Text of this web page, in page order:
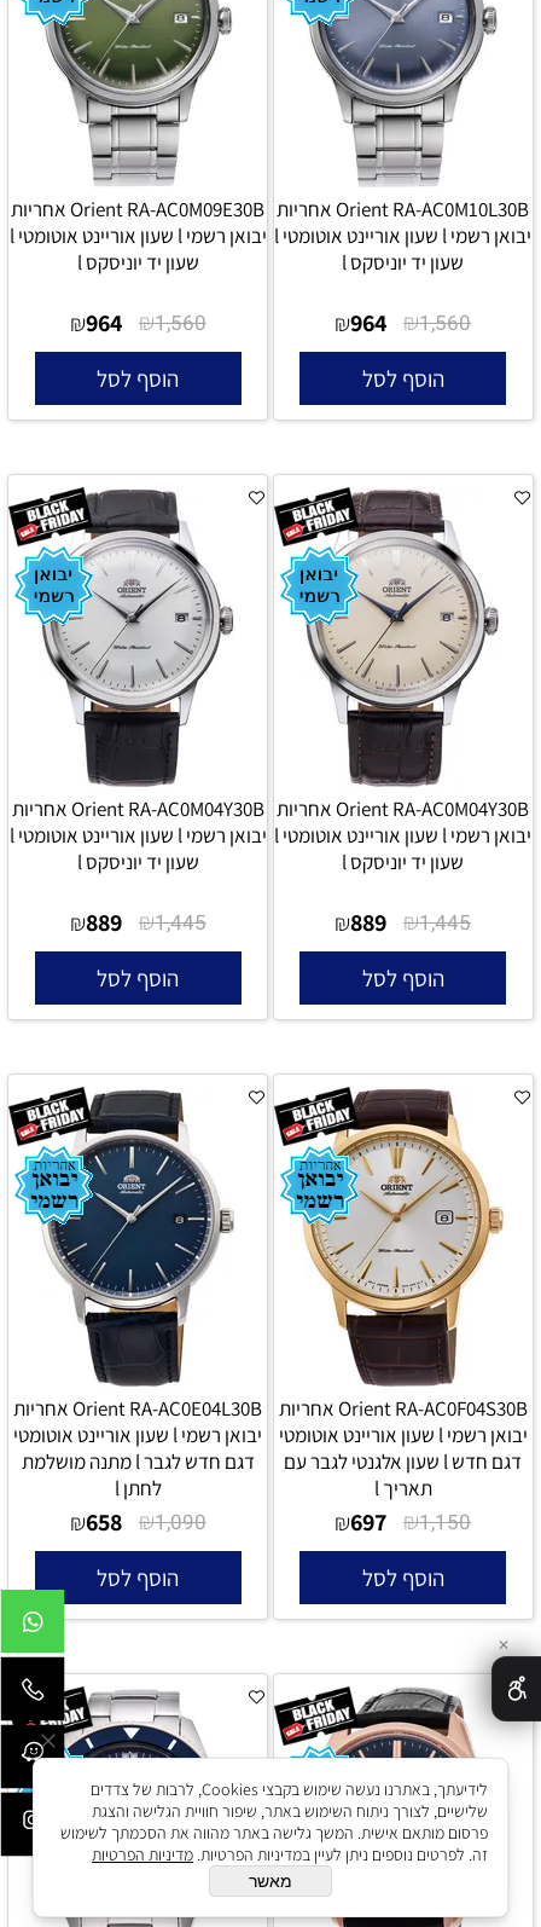
Orient RA-AC0M10L30B אחריות
יבואן רשמי l שעון אוריינט אוטומטי l
שעון יד יוניסקס l
₪1,560
₪964
הוסף לסל
Orient RA-AC0M09E30B אחריות
יבואן רשמי l שעון אוריינט אוטומטי l
שעון יד יוניסקס l
₪1,560
₪964
הוסף לסל
Orient RA-AC0M04Y30B אחריות
יבואן רשמי l שעון אוריינט אוטומטי l
שעון יד יוניסקס l
₪1,445
₪889
הוסף לסל
Orient RA-AC0M04Y30B אחריות
יבואן רשמי l שעון אוריינט אוטומטי l
שעון יד יוניסקס l
₪1,445
₪889
הוסף לסל
Orient RA-AC0F04S30B אחריות
יבואן רשמי l שעון אוריינט אוטומטי
דגם חדש l שעון אלגנטי לגבר עם
תאריך l
₪1,150
₪697
הוסף לסל
Orient RA-AC0E04L30B אחריות
יבואן רשמי l שעון אוריינט אוטומטי
דגם חדש לגבר l מתנה מושלמת
לחתן l
₪1,090
₪658
הוסף לסל
✕
לידיעתך, באתרנו נעשה שימוש בקבצי Cookies, לרבות של צדדים
שלישיים, לצורך ניתוח השימוש באתר, שיפור חוויית הגלישה והצגת
פרסום מותאם אישית. המשך גלישה באתר מהווה את הסכמתך לשימוש
זה. לפרטים נוספים ניתן לעיין במדיניות הפרטיות. מדיניות הפרטיות
מאשר